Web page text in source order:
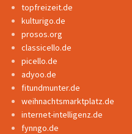
topfreizeit.de
kulturigo.de
prosos.org
classicello.de
picello.de
adyoo.de
fitundmunter.de
weihnachtsmarktplatz.de
internet-intelligenz.de
fynngo.de